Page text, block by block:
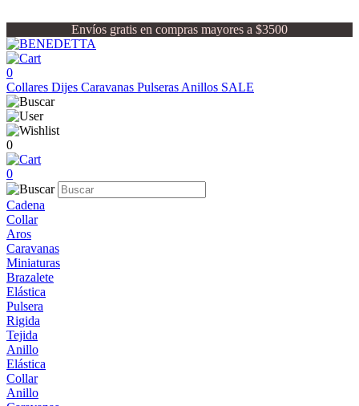
Envíos gratis en compras mayores a $3500
0
Collares Dijes Caravanas Pulseras Anillos SALE
0
0
Cadena
Collar
Aros
Caravanas
Miniaturas
Brazalete
Elástica
Pulsera
Rigida
Tejida
Anillo
Elástica
Collar
Anillo